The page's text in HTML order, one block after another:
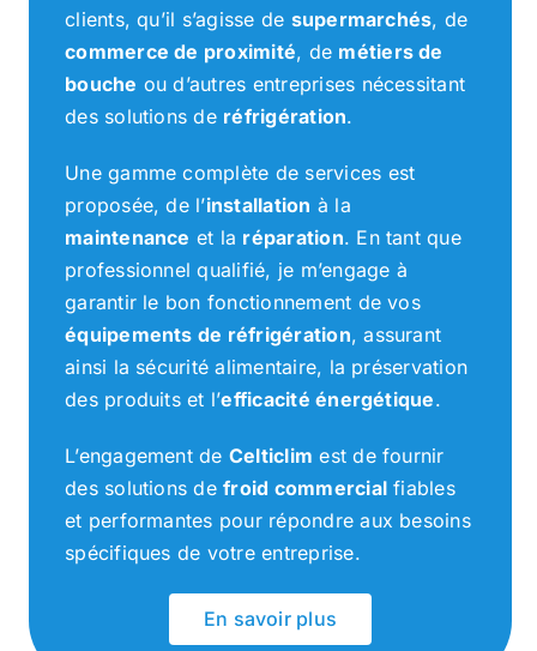
clients, qu’il s’agisse de supermarchés, de
commerce de proximité, de métiers de
bouche ou d’autres entreprises nécessitant
des solutions de réfrigération.
Une gamme complète de services est
proposée, de l’installation à la
maintenance et la réparation. En tant que
professionnel qualifié, je m’engage à
garantir le bon fonctionnement de vos
équipements de réfrigération, assurant
ainsi la sécurité alimentaire, la préservation
des produits et l’efficacité énergétique.
L’engagement de Celticlim est de fournir
des solutions defroid commercial fiables
et performantes pour répondre aux besoins
spécifiques de votre entreprise.
En savoir plus